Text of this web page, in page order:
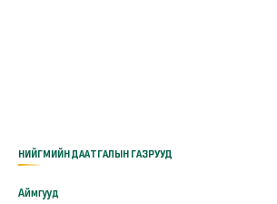
НИЙГМИЙН ДААТГАЛЫН ГАЗРУУД
Аймгууд